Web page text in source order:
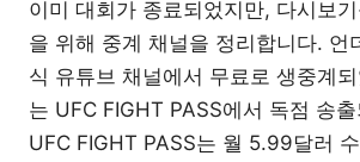
이미 대회가 종료되었지만, 다시보
을 위해 중계 채널을 정리합니다. 언
식 유튜브 채널에서 무료로 생중계
는 UFC FIGHT PASS에서 독점 송
UFC FIGHT PASS는 월 5.99달러